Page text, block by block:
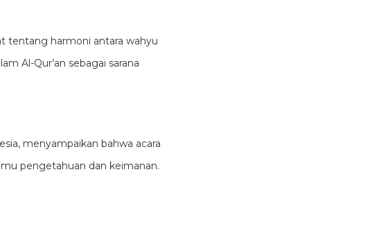
tentang harmoni antara wahyu
Al-Qur’an sebagai sarana
menyampaikan bahwa acara
pengetahuan dan keimanan.